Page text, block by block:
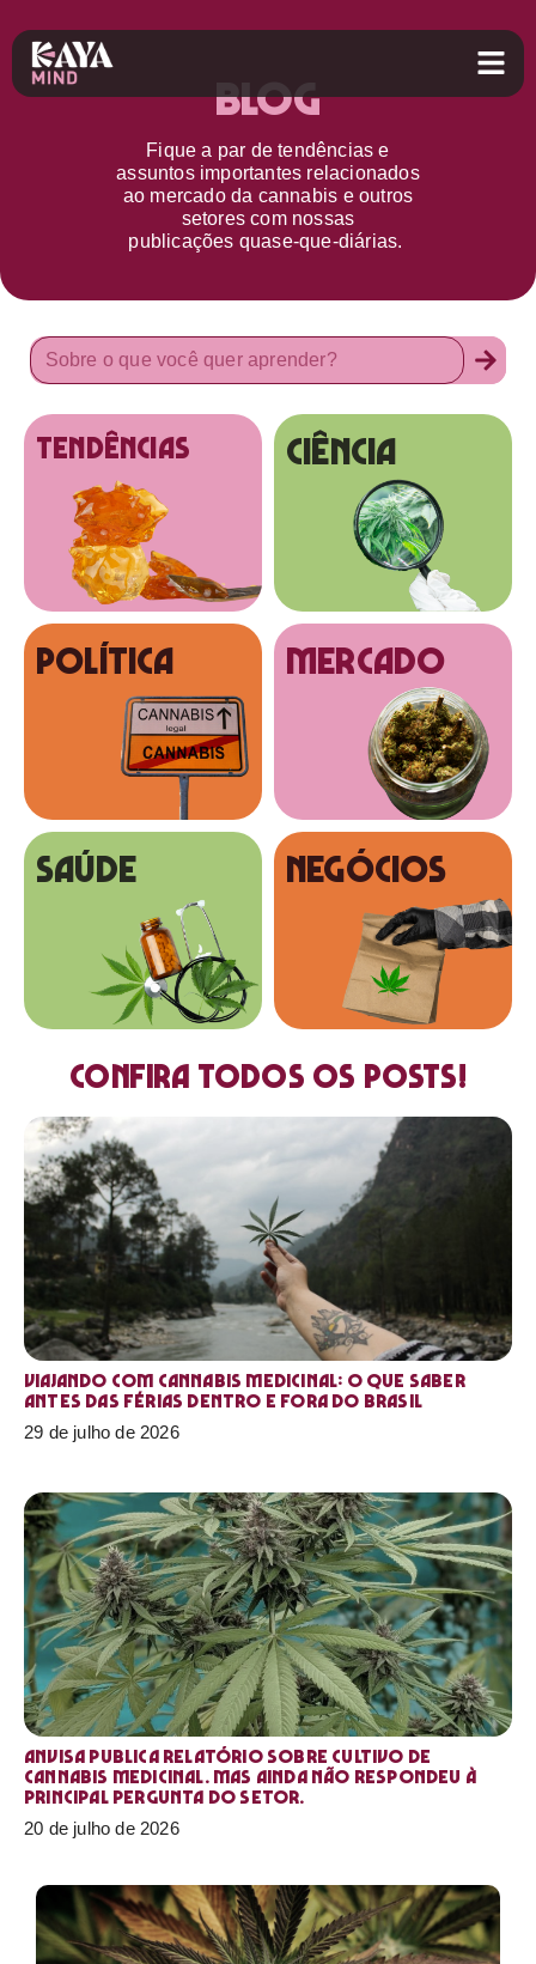
Blog
Fique a par detendências e
assuntos importantes relacionados
ao mercado da cannabis e outros
setorescom nossas
publicações quase-que-diárias.
tendências Ciência
Política MERCADO
SAÚDE NEGÓCIOS
Confira todos os posts!
Viajando com cannabis medicinal: o que saber
antes das férias dentro e fora do Brasil
29 de julho de 2026
Anvisa publica relatório sobre cultivo de
Cannabis medicinal. Mas ainda não respondeu à
principal pergunta do setor.
20 de julho de 2026